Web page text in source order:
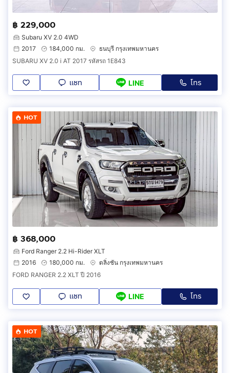
฿ 229,000
Subaru XV 2.0 4WD
2017
184,000 กม.
ธนบุรี กรุงเทพมหานคร
SUBARU XV 2.0 i AT 2017 รหัสรถ 1E843
แชท LINE โทร
HOT
฿ 368,000
Ford Ranger 2.2 Hi-Rider XLT
2016
180,000 กม.
ตลิ่งชัน กรุงเทพมหานคร
FORD RANGER 2.2 XLT ปี 2016
แชท LINE โทร
HOT